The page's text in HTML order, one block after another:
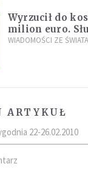
Wyrzucił do
milion euro.
poszukiwania
WIADOMOŚCI ZE ŚWIATA
ARTYKUŁ
22-26.02.2010